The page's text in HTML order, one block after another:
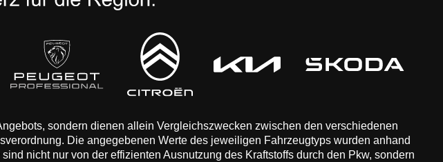
sondern dienen allein Vergleichszwecken zwischen den verschiedenen
Die angegebenen Werte des jeweiligen Fahrzeugtyps wurden anhand
nicht nur von der effizienten Ausnutzung des Kraftstoffs durch den Pkw, sondern